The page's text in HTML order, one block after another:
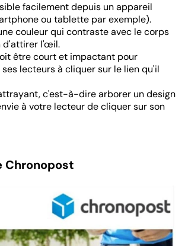
facilement depuis un appareil
ou tablette par exemple).
couleur qui contraste avec le corps
d'attirer l'œil.
être court et impactant pour
lecteurs à cliquer sur le lien qu'il
c'est-à-dire arborer un design
à votre lecteur de cliquer sur son
Chronopost